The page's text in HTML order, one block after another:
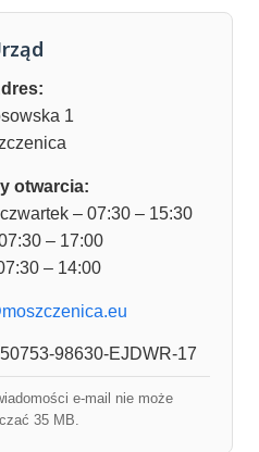
1
otwarcia:
– 07:30 – 15:30
– 17:00
– 14:00
98630-EJDWR-17
e-mail nie może
35 MB.